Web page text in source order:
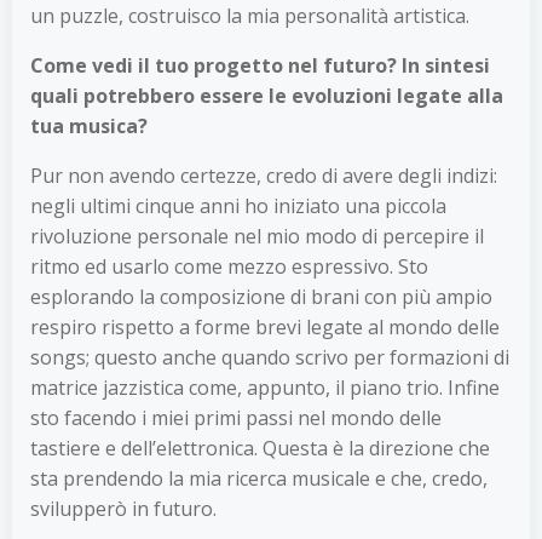
un puzzle, costruisco la mia personalità artistica.
Come vedi il tuo progetto nel futuro? In sintesi
quali potrebbero essere le evoluzioni legate alla
tua musica?
Pur non avendo certezze, credo di avere degli indizi:
negli ultimi cinque anni ho iniziato una piccola
rivoluzione personale nel mio modo di percepire il
ritmo ed usarlo come mezzo espressivo. Sto
esplorando la composizione di brani con più ampio
respiro rispetto a forme brevi legate al mondo delle
songs; questo anche quando scrivo per formazioni di
matrice jazzistica come, appunto, il piano trio. Infine
sto facendo i miei primi passi nel mondo delle
tastiere e dell’elettronica. Questa è la direzione che
sta prendendo la mia ricerca musicale e che, credo,
svilupperò in futuro.